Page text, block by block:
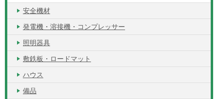
安全機材
発電機・溶接機・コンプレッサー
照明器具
敷鉄板・ロードマット
ハウス
備品